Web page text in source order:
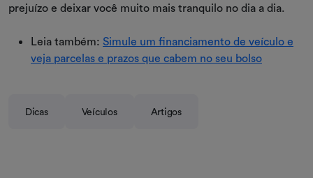
prejuízo e deixar você muito mais tranquilo no dia a dia.
Leia também: Simule um financiamento de veículo e
veja parcelas e prazos que cabem no seu bolso
Dicas Veículos Artigos